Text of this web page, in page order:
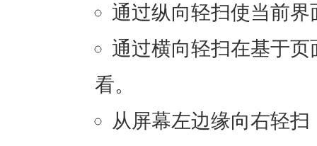
通过纵向轻扫使当前界
通过横向轻扫在基于
看。
从屏幕左边缘向右轻